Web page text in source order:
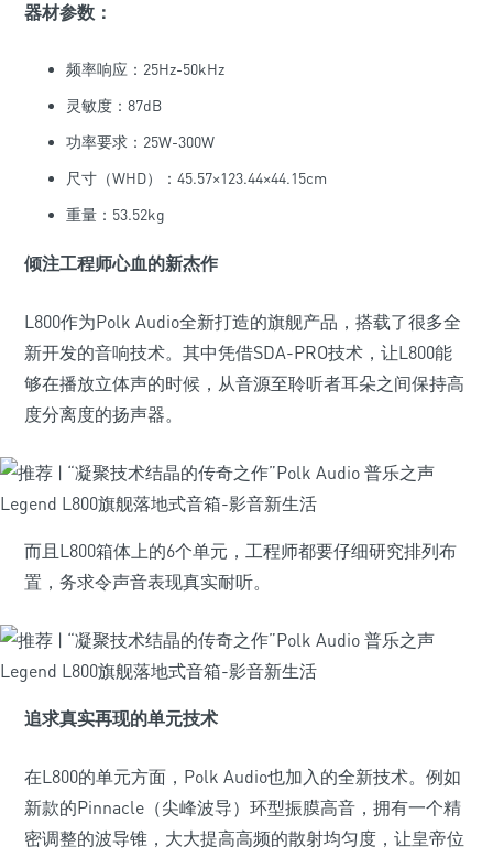
器材参数：
频率响应：25Hz-50kHz
灵敏度：87dB
功率要求：25W-300W
尺寸（WHD）：45.57×123.44×44.15cm
重量：53.52kg
倾注工程师心血的新杰作
L800作为Polk Audio全新打造的旗舰产品，搭载了很多全
新开发的音响技术。其中凭借SDA-PRO技术，让L800能
够在播放立体声的时候，从音源至聆听者耳朵之间保持高
度分离度的扬声器。
而且L800箱体上的6个单元，工程师都要仔细研究排列布
置，务求令声音表现真实耐听。
追求真实再现的单元技术
在L800的单元方面，Polk Audio也加入的全新技术。例如
新款的Pinnacle（尖峰波导）环型振膜高音，拥有一个精
密调整的波导锥，大大提高高频的散射均匀度，让皇帝位